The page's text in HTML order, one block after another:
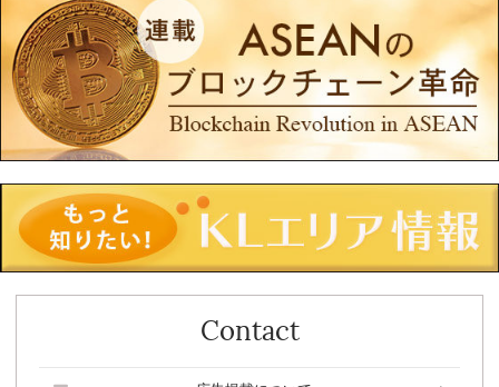
Contact